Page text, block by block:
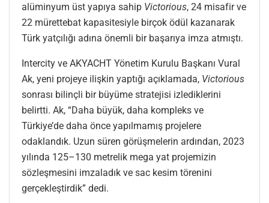
alüminyum üst yapıya sahip Victorious, 24 misafir ve
22 mürettebat kapasitesiyle birçok ödül kazanarak
Türk yatçılığı adına önemli bir başarıya imza atmıştı.
Intercity ve AKYACHT Yönetim Kurulu Başkanı Vural
Ak, yeni projeye ilişkin yaptığı açıklamada, Victorious
sonrası bilinçli bir büyüme stratejisi izlediklerini
belirtti. Ak, “Daha büyük, daha kompleks ve
Türkiye’de daha önce yapılmamış projelere
odaklandık. Uzun süren görüşmelerin ardından, 2023
yılında 125–130 metrelik mega yat projemizin
sözleşmesini imzaladık ve sac kesim törenini
gerçekleştirdik” dedi.